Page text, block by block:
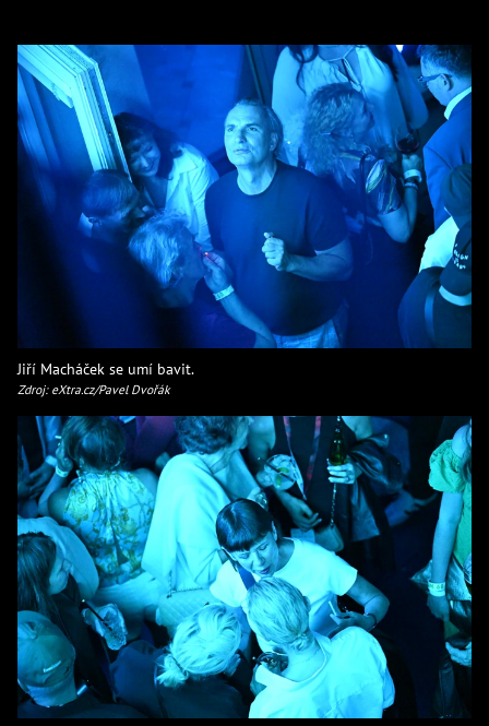
Jiří Macháček se umí bavit.
Zdroj: eXtra.cz/Pavel Dvořák